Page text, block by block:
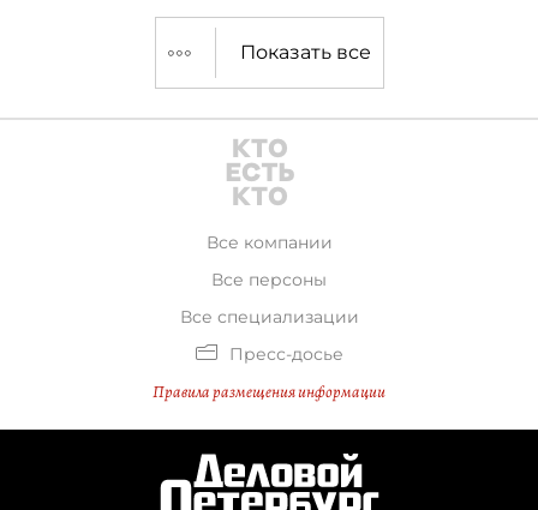
Показать все
Все компании
Все персоны
Все специализации
Пресс-досье
Правила размещения информации